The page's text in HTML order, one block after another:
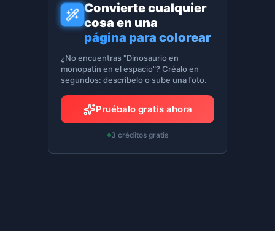
Convierte cualquier
cosa en una
página para colorear
¿No encuentras "Dinosaurio en
monopatín en el espacio"? Créalo en
segundos: descríbelo o sube una foto.
Pruébalo gratis ahora
3 créditos gratis